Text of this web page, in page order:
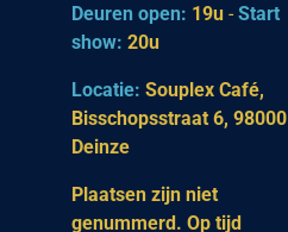
Deuren open: 19u - Start
show: 20u
Locatie: Souplex Café,
Bisschopsstraat 6, 98000
Deinze
Plaatsen zijn niet
genummerd. Op tijd